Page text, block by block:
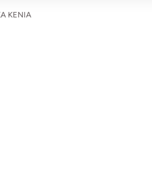
KENIA